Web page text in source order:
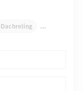
Dachreling